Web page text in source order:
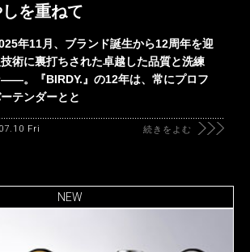
を重ねて
年11月、ブランド誕生から12周年を迎
術に裏打ちされた卓越した品質と洗練
。『BIRDY.』の12年は、常にプロフ
テンダーとと
Fri 続きをよむ
NEW